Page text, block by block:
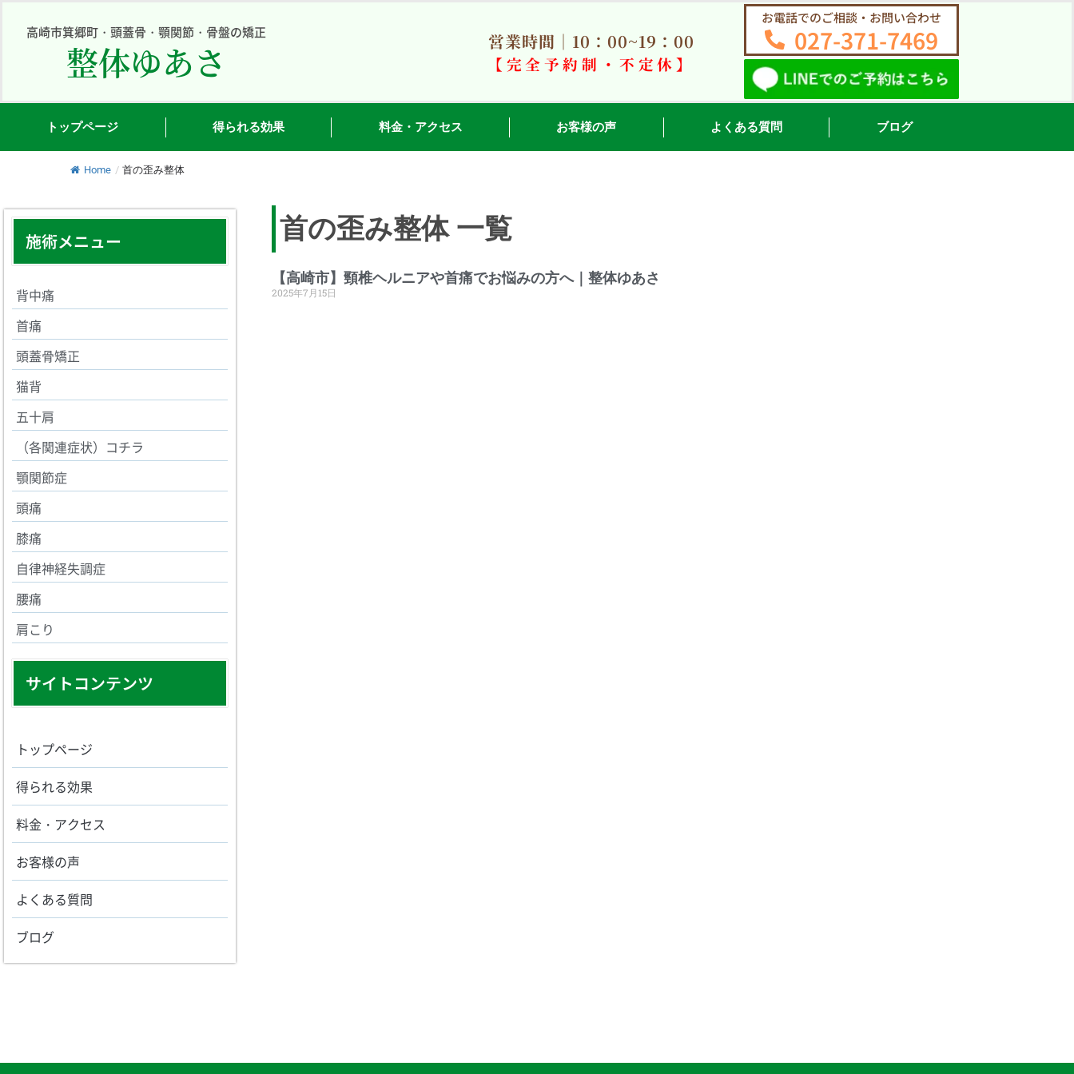
ッ
高崎市箕郷町・頭蓋骨・顎関節・骨盤の矯正
整体ゆあさ 営業時間｜10：00~19：00
【完全予約制・不定休】
お電話でのご相談・お問い合わせ
027-371-7469
トップページ 得られる効果 料金・アクセス お客様の声 よくある質問 ブログ
Home / 首の歪み整体
施術メニュー
背中痛
首痛
頭蓋骨矯正
猫背
五十肩
（各関連症状）コチラ
顎関節症
頭痛
膝痛
自律神経失調症
腰痛
肩こり
サイトコンテンツ
トップページ
得られる効果
料金・アクセス
お客様の声
よくある質問
ブログ
首の歪み整体 一覧
【高崎市】頸椎ヘルニアや首痛でお悩みの方へ｜整体ゆあさ
2025年7月15日